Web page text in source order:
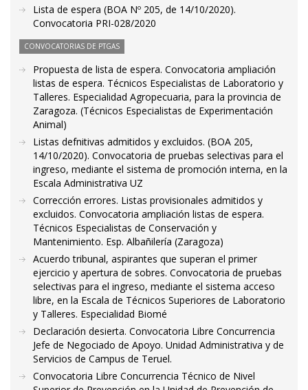
Lista de espera (BOA Nº 205, de 14/10/2020).
Convocatoria PRI-028/2020
CONVOCATORIAS DE PTGAS
Propuesta de lista de espera. Convocatoria ampliación
listas de espera. Técnicos Especialistas de Laboratorio y
Talleres. Especialidad Agropecuaria, para la provincia de
Zaragoza. (Técnicos Especialistas de Experimentación
Animal)
Listas defnitivas admitidos y excluidos. (BOA 205,
14/10/2020). Convocatoria de pruebas selectivas para el
ingreso, mediante el sistema de promoción interna, en la
Escala Administrativa UZ
Corrección errores. Listas provisionales admitidos y
excluidos. Convocatoria ampliación listas de espera.
Técnicos Especialistas de Conservación y
Mantenimiento. Esp. Albañilería (Zaragoza)
Acuerdo tribunal, aspirantes que superan el primer
ejercicio y apertura de sobres. Convocatoria de pruebas
selectivas para el ingreso, mediante el sistema acceso
libre, en la Escala de Técnicos Superiores de Laboratorio
y Talleres. Especialidad Biomé
Declaración desierta. Convocatoria Libre Concurrencia
Jefe de Negociado de Apoyo. Unidad Administrativa y de
Servicios de Campus de Teruel.
Convocatoria Libre Concurrencia Técnico de Nivel